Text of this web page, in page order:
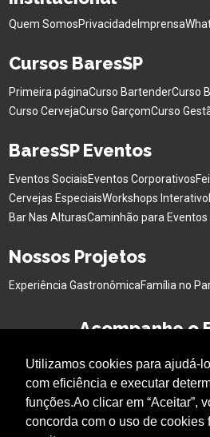
Utilizamos cookies para ajudá-
com eficiência e executar
funções.Ao clicar em “Aceitar”,
concorda com o uso de cookies
Quem SomosPrivacidade Imprensa
Cursos BaresSP
Primeira páginaCurso BartenderCurso
Curso CervejaCurso GarçomCurso
BaresSP Eventos
Eventos SociaisEventos Corporativos
Cervejas EspeciaisWorkshops Interativo
Bar Nas AlturasCaminhão para Eventos
Nossos Projetos
Experiência GastronômicaFamília no
Acompanhe o